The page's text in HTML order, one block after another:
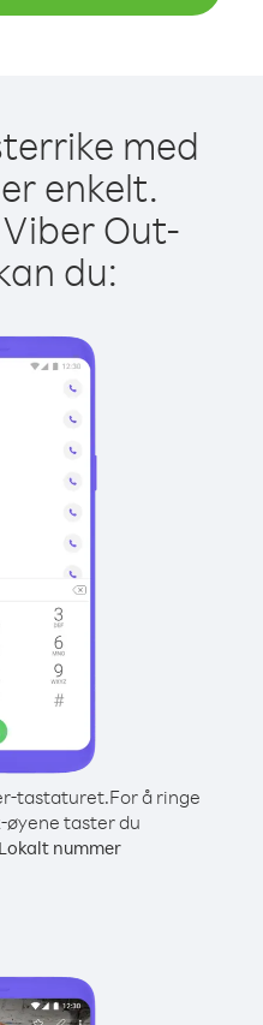
med
enkelt.
Out-
du:
tastaturet.For å ringe
taster du
Lokalt nummer